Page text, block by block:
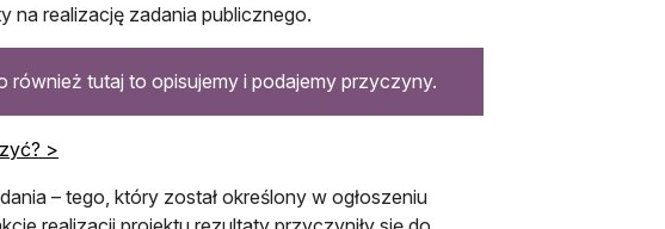
na realizację zadania publicznego.
również tutaj to opisujemy i podajemy przyczyny.
>
– tego, który został określony w ogłoszeniu